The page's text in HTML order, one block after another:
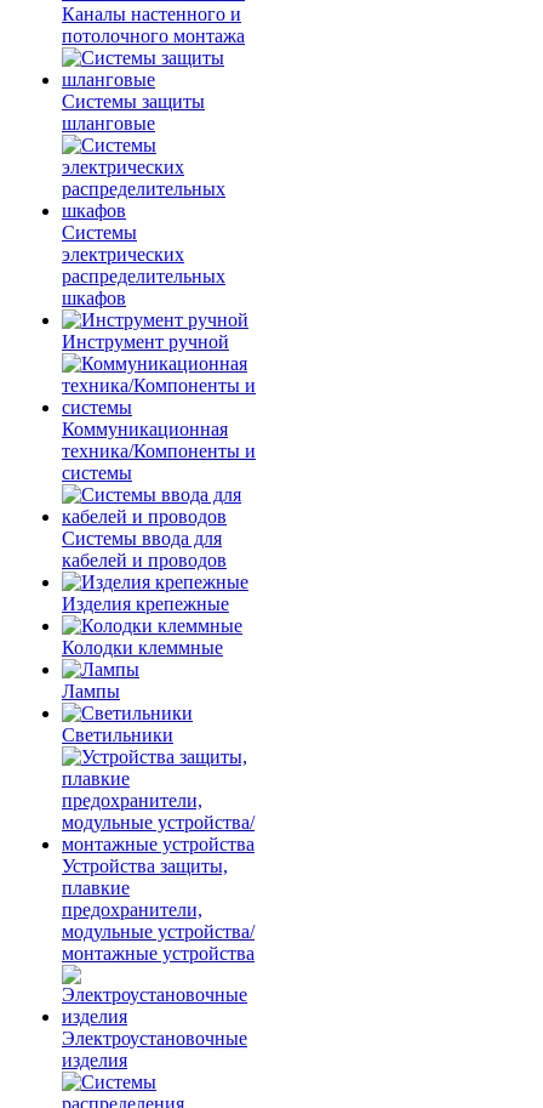
Каналы настенного и
потолочного монтажа
Системы защиты
шланговые
Системы
электрических
распределительных
шкафов
Инструмент ручной
Коммуникационная
техника/Компоненты и
системы
Системы ввода для
кабелей и проводов
Изделия крепежные
Колодки клеммные
Лампы
Светильники
Устройства защиты,
плавкие
предохранители,
модульные устройства/
монтажные устройства
Электроустановочные
изделия